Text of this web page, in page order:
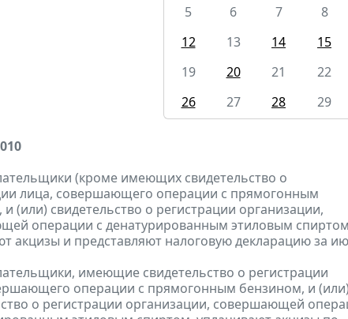
5
6 7 8
12
13 14 15
19
20 21 22
26
27 28 29
(кроме имеющих свидетельство о
лица, совершающего операции с прямогонным
(или) свидетельство о регистрации организации,
операции с денатурированным этиловым
акцизы и представляют налоговую декларацию за
имеющие свидетельство о регистрации
операции с прямогонным бензином, и (или)
о регистрации организации, совершающей